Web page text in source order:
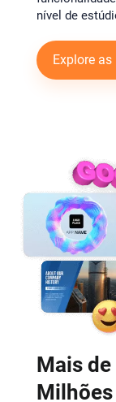
nível de
Explore
Mais